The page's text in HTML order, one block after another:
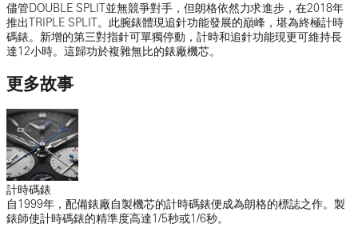
儘管DOUBLE SPLIT並無競爭對手，但朗格依然力求進步，在2018年
推出TRIPLE SPLIT。此腕錶體現追針功能發展的巔峰，堪為終極計時
碼錶。新增的第三對指針可單獨停動，計時和追針功能現更可維持長
達12小時。這歸功於複雜無比的錶廠機芯。
更多故事
計時碼錶
自1999年，配備錶廠自製機芯的計時碼錶便成為朗格的標誌之作。製
錶師使計時碼錶的精準度高達1/5秒或1/6秒。